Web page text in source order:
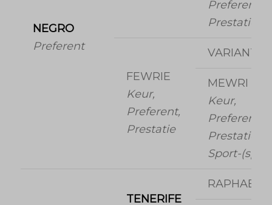
NEGRO
Preferent
Preferent,
Prestatie
FEWRIE
Keur,
Preferent,
Prestatie
VARIANT
MEWRI
Keur,
Preferent,
Prestatie,
Sport-(spr)
TENERIFE
RAPHAEL